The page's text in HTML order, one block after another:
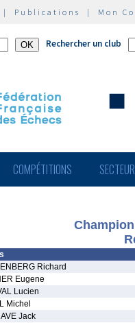
| Publications | Mon
Rechercher un club
COMPÉTITIONS
Richard
Eugene
Lucien
Michel
Jack